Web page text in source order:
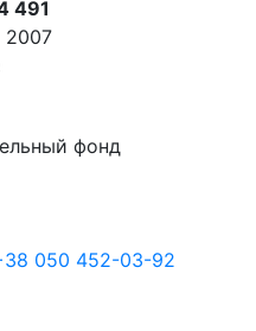
491
2007
фонд
050 452-03-92